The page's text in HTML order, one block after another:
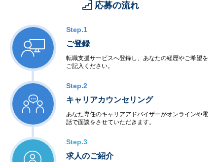
応募の流れ
Step.1
ご登録
転職支援サービスへ登録し、あなたの経歴やご希望を
ご記入ください。
Step.2
キャリアカウンセリング
あなた専任のキャリアアドバイザーがオンラインや電
話で面談をさせていただきます。
Step.3
求人のご紹介